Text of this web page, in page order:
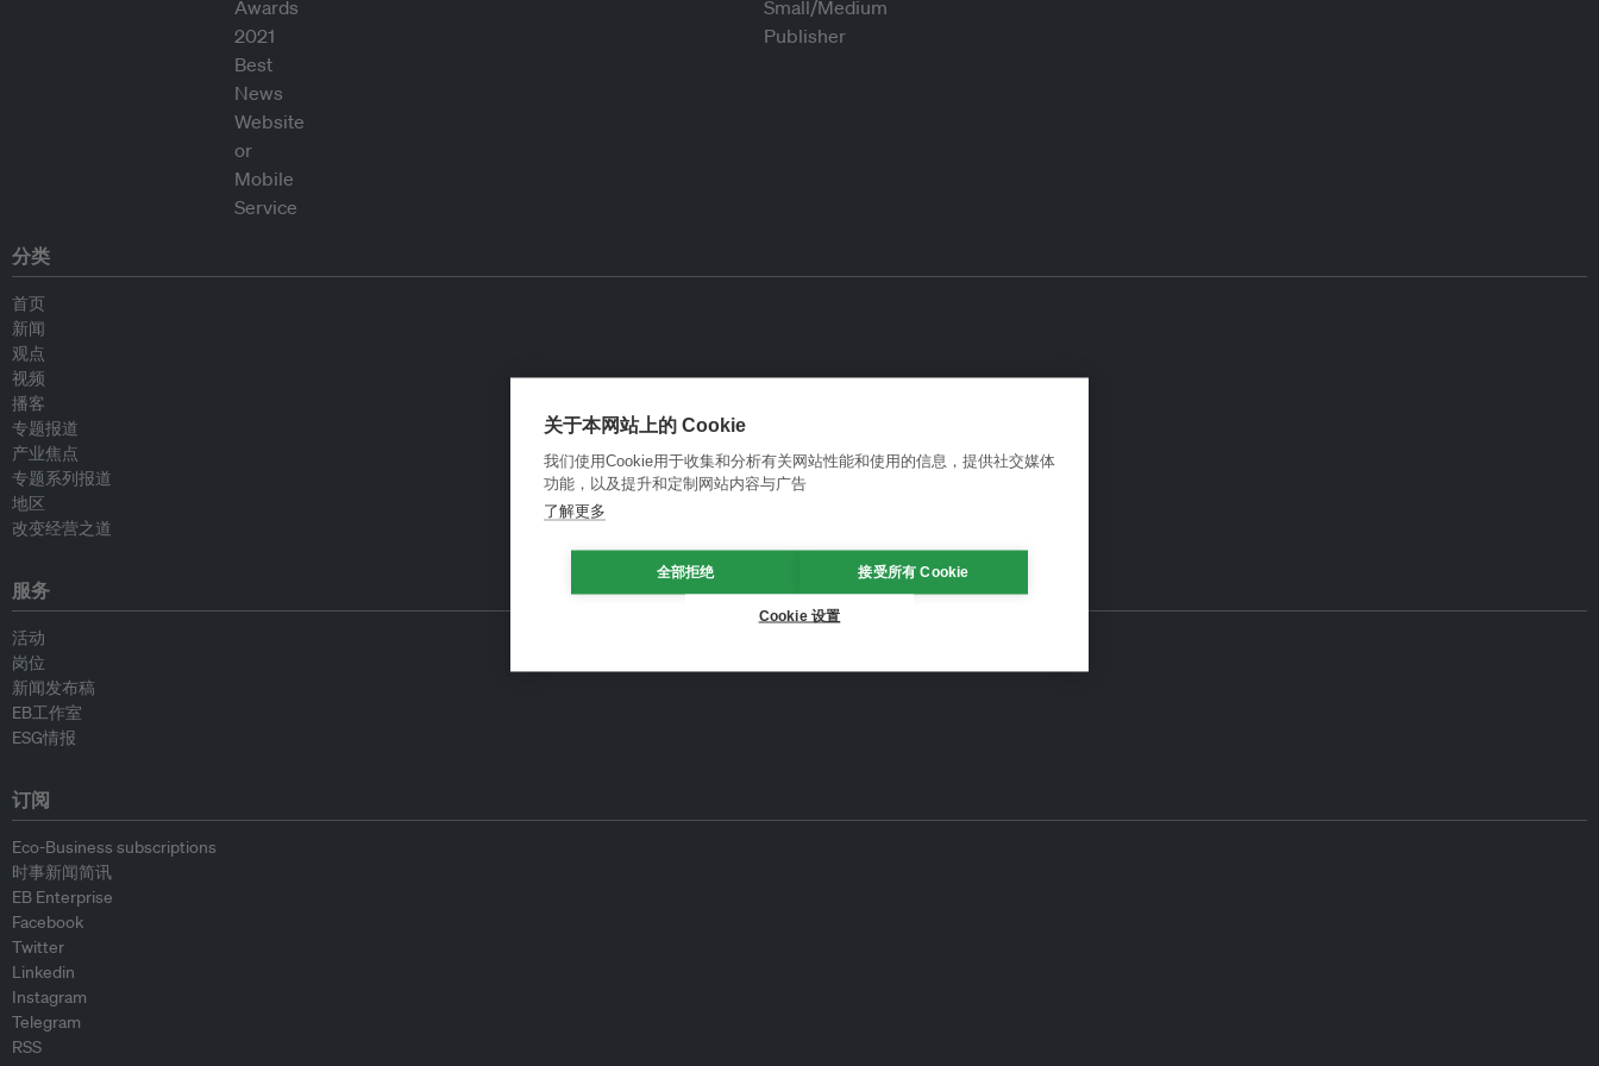
分类
首页
新闻
观点
视频
播客
专题报道
产业焦点
专题系列报道
地区
改变经营之道
服务
活动
岗位
新闻发布稿
EB工作室
ESG情报
订阅
Eco-Business subscriptions
时事新闻简讯
EB Enterprise
Facebook
Twitter
Linkedin
Instagram
Telegram
RSS
关于本网站上的 Cookie
我们使用Cookie用于收集和分析有关网站性能和使用的信息，提供社交媒体
功能，以及提升和定制网站内容与广告
了解更多
全部拒绝 接受所有 Cookie
Cookie 设置